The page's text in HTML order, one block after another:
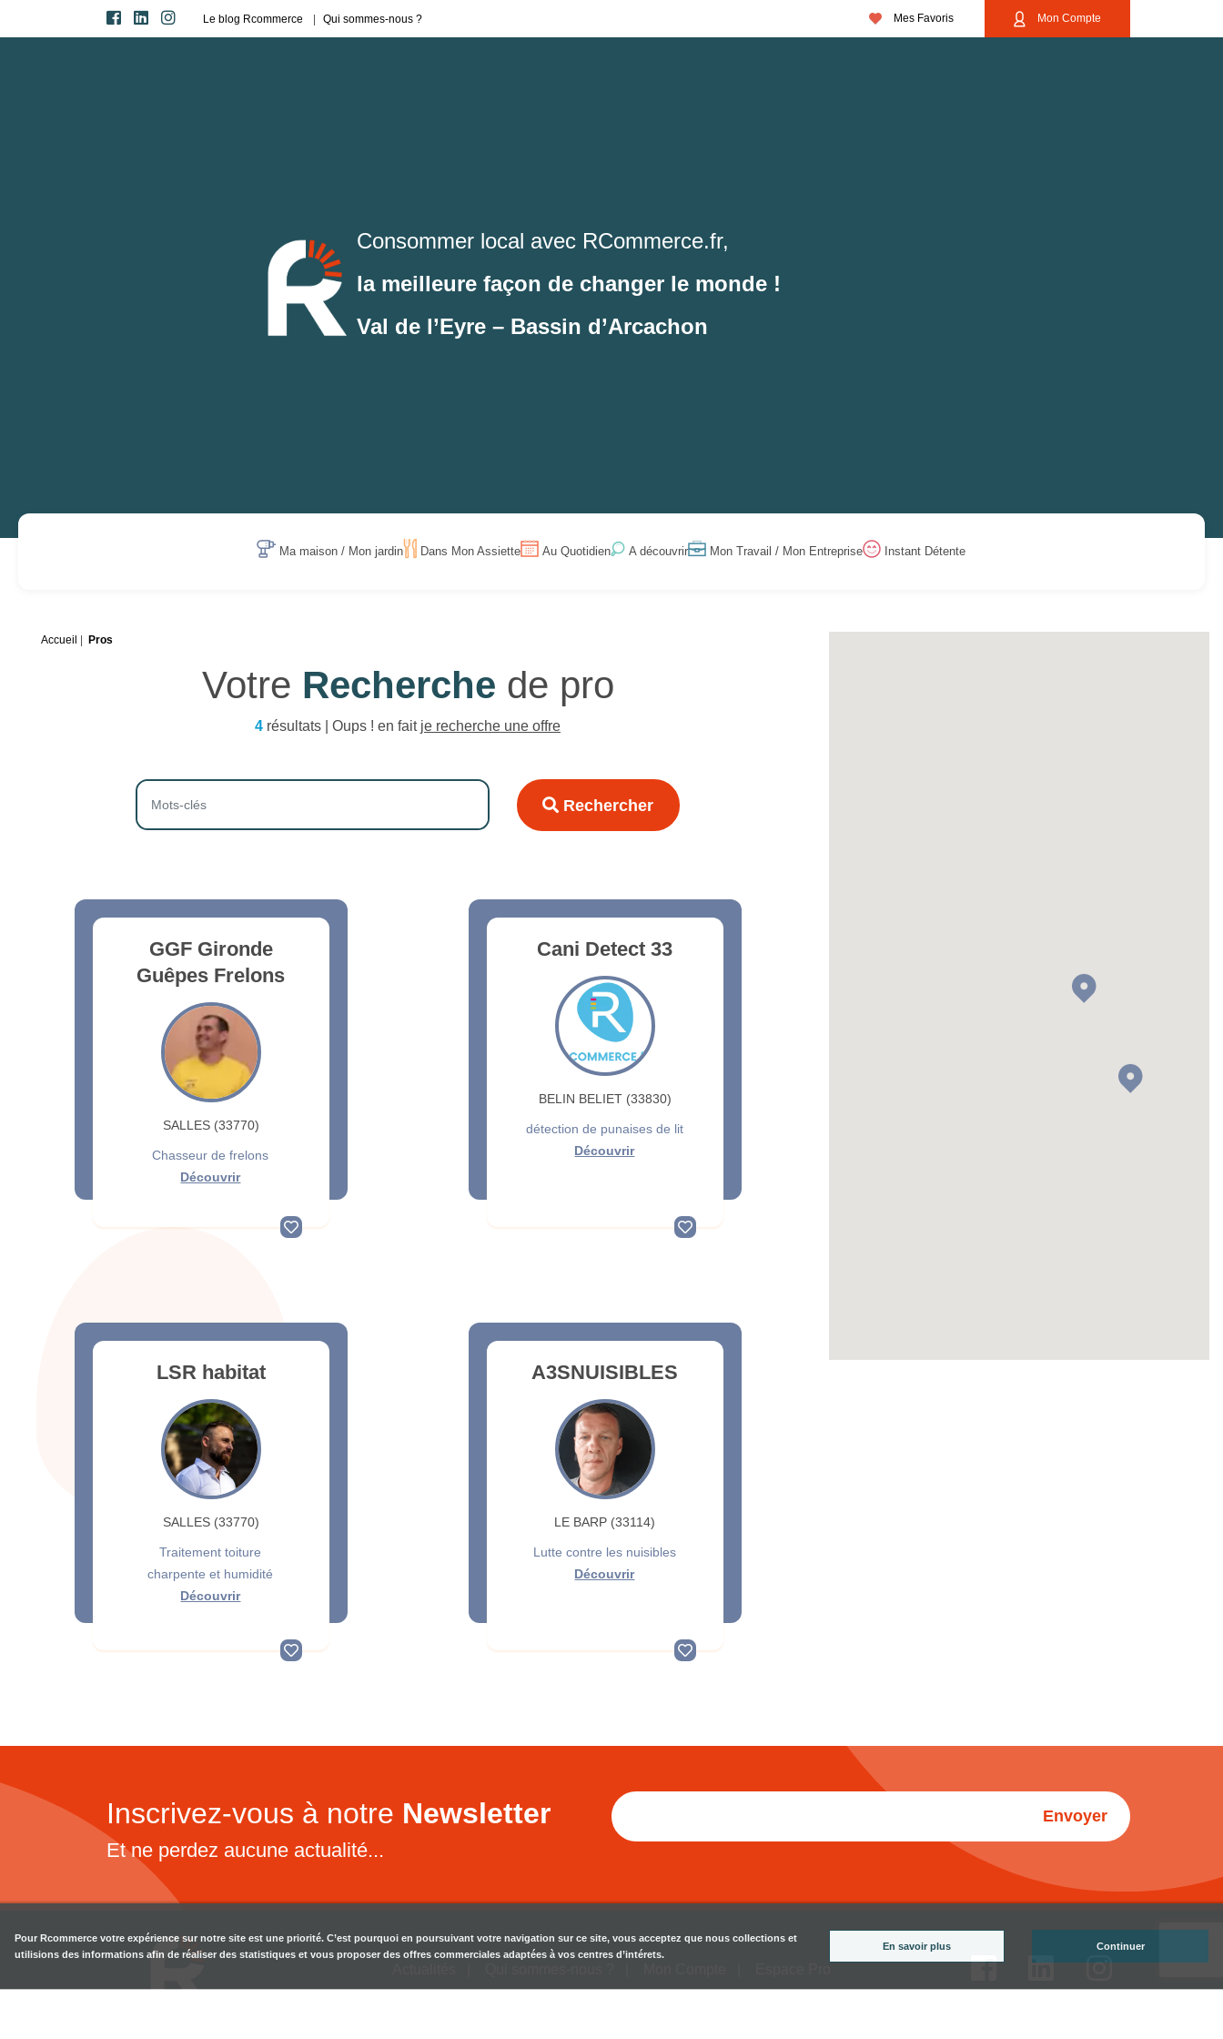
Le blog Rcommerce Qui sommes-nous ? Mes Favoris Mon Compte
Consommer local avec RCommerce.fr,
la meilleure façon de changer le monde !
Val de l’Eyre – Bassin d’Arcachon
Ma maison / Mon jardin Dans Mon Assiette Au Quotidien A découvrir Mon Travail / Mon Entreprise Instant Détente
Accueil Pros
Votre Recherche de pro
4 résultats | Oups ! en fait je recherche une offre
Rechercher
GGF Gironde
Guêpes Frelons
SALLES (33770)
Chasseur de frelons
Découvrir
Cani Detect 33
BELIN BELIET (33830)
détection de punaises de lit
Découvrir
LSR habitat
SALLES (33770)
Traitement toiture
charpente et humidité
Découvrir
A3SNUISIBLES
LE BARP (33114)
Lutte contre les nuisibles
Découvrir
Inscrivez-vous à notre Newsletter
Et ne perdez aucune actualité...
Envoyer
Pour Rcommerce votre expérience sur notre site est une priorité. C’est pourquoi en poursuivant votre navigation sur ce site, vous acceptez que nous collections et
utilisions des informations afin de réaliser des statistiques et vous proposer des offres commerciales adaptées à vos centres d’intérets.
En savoir plus Continuer